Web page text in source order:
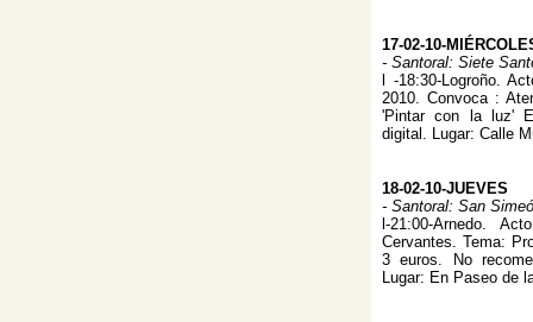
17-02-10-
- Santoral: Siete
l -18:30-Logroño.
2010. Convoca :
'Pintar con la luz'
digital. Lugar: Calle
18-02-10-JUEVES
- Santoral: San
l-21:00-Arnedo.
Cervantes. Tema:
3 euros. No
Lugar: En Paseo de